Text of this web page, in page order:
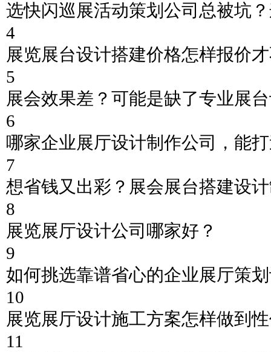
选快闪巡展活动策划公司总被坑
4
展览展台设计搭建价格怎样报价
5
展会效果差？可能是缺了专业展
6
哪家企业展厅设计制作公司，能
7
想省钱又出彩？展会展台搭建设
8
展览展厅设计公司哪家好？
9
如何挑选靠谱省心的企业展厅策
10
展览展厅设计施工方案怎样做到
11